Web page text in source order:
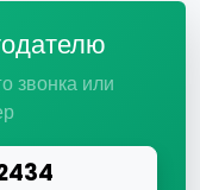
звонка или